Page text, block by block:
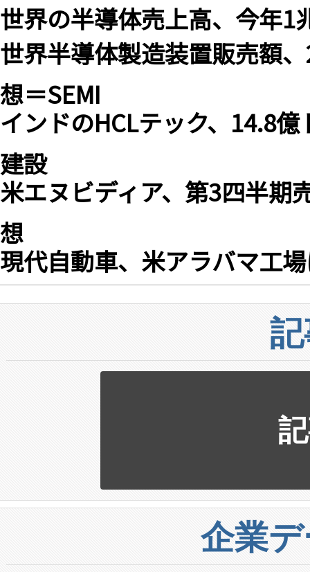
世界の半導体売上高、今年1
世界半導体製造装置販売額
想＝SEMI
インドのHCLテック、14.8
建設
米エヌビディア、第3四半期
想
現代自動車、米アラバマ工
企業